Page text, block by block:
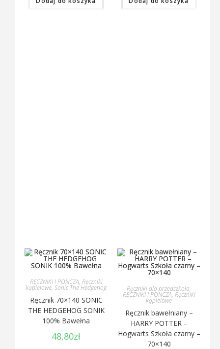
RĘCZNIKI I PONCZA, Ręczniki
kąpielowe, Sonic The Hedgehog
Ręcznik 70×140 SONIC
THE HEDGEHOG SONIK
100% Bawełna
48,80zł
Ręczniki dla przedszkola,
RĘCZNIKI I PONCZA, Ręczniki
kąpielowe
Ręcznik bawełniany –
HARRY POTTER –
Hogwarts Szkoła czarny –
70×140